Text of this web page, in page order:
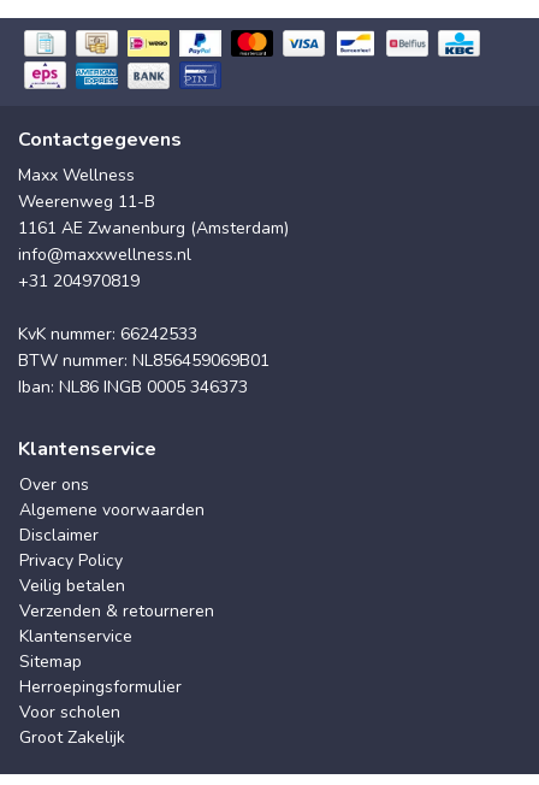
Contactgegevens
Maxx Wellness
Weerenweg 11-B
1161 AE Zwanenburg (Amsterdam)
info@maxxwellness.nl
+31 204970819
KvK nummer: 66242533
BTW nummer: NL856459069B01
Iban: NL86 INGB 0005 346373
Klantenservice
Over ons
Algemene voorwaarden
Disclaimer
Privacy Policy
Veilig betalen
Verzenden & retourneren
Klantenservice
Sitemap
Herroepingsformulier
Voor scholen
Groot Zakelijk